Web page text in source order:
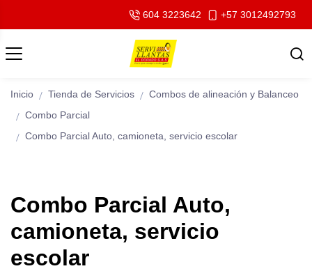
604 3223642 +57 3012492793
Inicio Tienda de Servicios
Combos de alineación y Balanceo
Combo Parcial
Combo Parcial Auto, camioneta, servicio escolar
Combo Parcial Auto,
camioneta, servicio
escolar